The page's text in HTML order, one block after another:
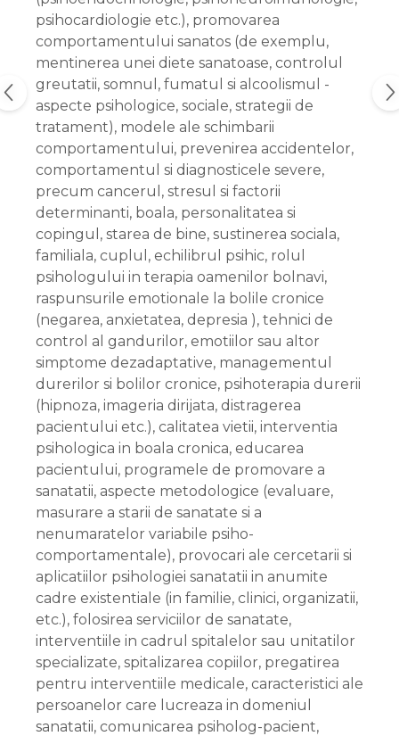
psihocardiologie etc.), promovarea
comportamentului sanatos (de exemplu,
mentinerea unei diete sanatoase, controlul
greutatii, somnul, fumatul si alcoolismul -
aspecte psihologice, sociale, strategii de
tratament), modele ale schimbarii
comportamentului, prevenirea accidentelor,
comportamentul si diagnosticele severe,
precum cancerul, stresul si factorii
determinanti, boala, personalitatea si
copingul, starea de bine, sustinerea sociala,
familiala, cuplul, echilibrul psihic, rolul
psihologului in terapia oamenilor bolnavi,
raspunsurile emotionale la bolile cronice
(negarea, anxietatea, depresia ), tehnici de
control al gandurilor, emotiilor sau altor
simptome dezadaptative, managementul
durerilor si bolilor cronice, psihoterapia durerii
(hipnoza, imageria dirijata, distragerea
pacientului etc.), calitatea vietii, interventia
psihologica in boala cronica, educarea
pacientului, programele de promovare a
sanatatii, aspecte metodologice (evaluare,
masurare a starii de sanatate si a
nenumaratelor variabile psiho-
comportamentale), provocari ale cercetarii si
aplicatiilor psihologiei sanatatii in anumite
cadre existentiale (in familie, clinici, organizatii,
etc.), folosirea serviciilor de sanatate,
interventiile in cadrul spitalelor sau unitatilor
specializate, spitalizarea copiilor, pregatirea
pentru interventiile medicale, caracteristici ale
persoanelor care lucreaza in domeniul
sanatatii, comunicarea psiholog-pacient,